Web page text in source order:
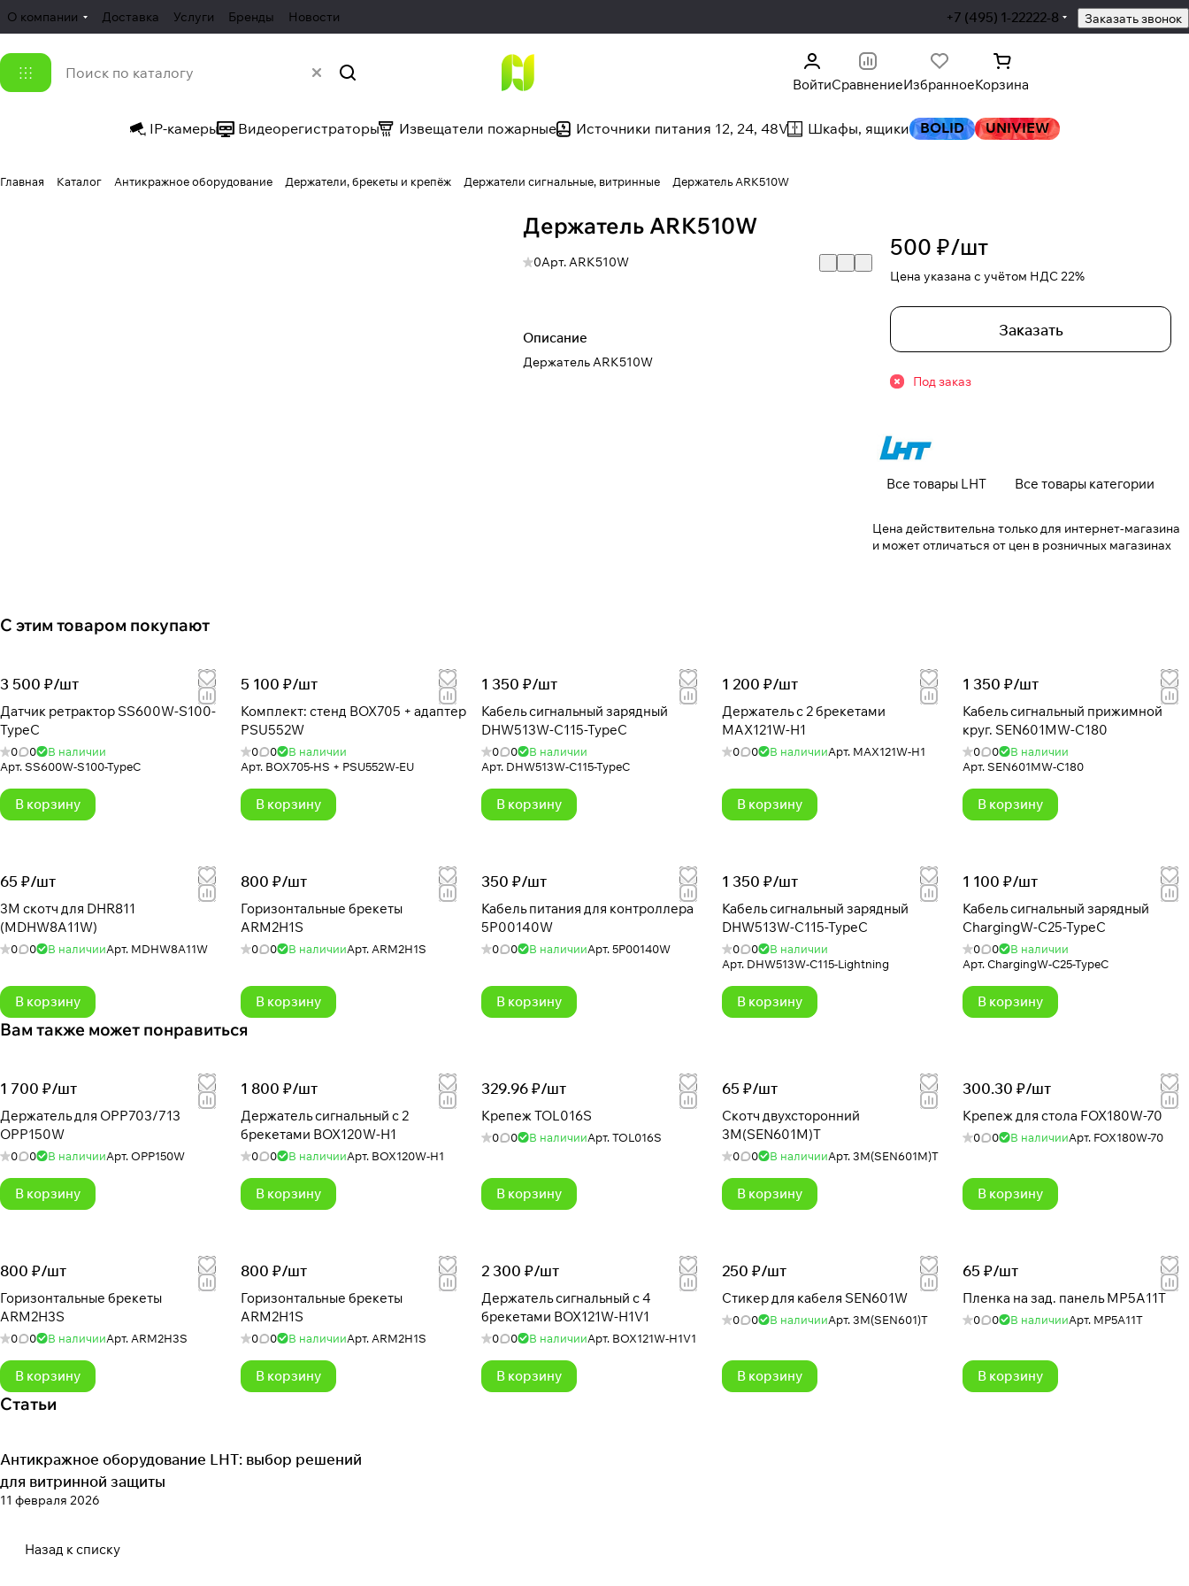
О компании Доставка Услуги Бренды Новости +7 (495) 1-22222-8 Заказать звонок
ВойтиСравнениеИзбранноеКорзина
IP-камеры Видеорегистраторы Извещатели пожарные Источники питания 12, 24, 48V Шкафы, ящики BOLID UNIVIEW
Главная Каталог Антикражное оборудование Держатели, брекеты и крепёж Держатели сигнальные, витринные Держатель ARK510W
Держатель ARK510W
0Арт.ARK510W
Описание
Держатель ARK510W
500 ₽/шт
Цена указана с учётом НДС 22%
Заказать
Под заказ
Все товары LHT Все товары категории
Цена действительна только для интернет-магазина
и может отличаться от цен в розничных магазинах
С этим товаром покупают
3 500 ₽/шт
Датчик ретрактор SS600W-S100-
TypeC
0 0
В наличии
Арт.SS600W-S100-TypeC
В корзину
5 100 ₽/шт
Комплект: стенд BOX705 + адаптер
PSU552W
0 0
В наличии
Арт. BOX705-HS + PSU552W-EU
В корзину
1 350 ₽/шт
Кабель сигнальный зарядный
DHW513W-C115-TypeC
0 0
В наличии
Арт. DHW513W-C115-TypeC
В корзину
1 200 ₽/шт
Держатель с 2 брекетами
MAX121W-H1
0 0 В наличииАрт. MAX121W-H1
В корзину
1 350 ₽/шт
Кабель сигнальный прижимной
круг. SEN601MW-C180
0 0
В наличии
Арт.SEN601MW-C180
В корзину
65 ₽/шт
3M скотч для DHR811
(MDHW8A11W)
0 0 В наличииАрт. MDHW8A11W
В корзину
800 ₽/шт
Горизонтальные брекеты
ARM2H1S
0 0 В наличииАрт. ARM2H1S
В корзину
350 ₽/шт
Кабель питания для контроллера
5P00140W
0 0 В наличииАрт.5P00140W
В корзину
1 350 ₽/шт
Кабель сигнальный зарядный
DHW513W-C115-TypeC
0 0
В наличии
Арт. DHW513W-C115-Lightning
В корзину
1 100 ₽/шт
Кабель сигнальный зарядный
ChargingW-C25-TypeC
0 0
В наличии
Арт.ChargingW-C25-TypeC
В корзину
Вам также может понравиться
1 700 ₽/шт
Держатель для OPP703/713
OPP150W
0 0 В наличииАрт.OPP150W
В корзину
1 800 ₽/шт
Держатель сигнальный с 2
брекетами BOX120W-H1
0 0 В наличииАрт. BOX120W-H1
В корзину
329.96 ₽/шт
Крепеж TOL016S
0 0 В наличииАрт.TOL016S
В корзину
65 ₽/шт
Скотч двухсторонний
3M(SEN601M)T
0 0 В наличииАрт.3M(SEN601M)T
В корзину
300.30 ₽/шт
Крепеж для стола FOX180W-70
0 0 В наличииАрт. FOX180W-70
В корзину
800 ₽/шт
Горизонтальные брекеты
ARM2H3S
0 0 В наличииАрт. ARM2H3S
В корзину
800 ₽/шт
Горизонтальные брекеты
ARM2H1S
0 0 В наличииАрт. ARM2H1S
В корзину
2 300 ₽/шт
Держатель сигнальный с 4
брекетами BOX121W-H1V1
0 0 В наличииАрт. BOX121W-H1V1
В корзину
250 ₽/шт
Стикер для кабеля SEN601W
0 0 В наличииАрт.3M(SEN601)T
В корзину
65 ₽/шт
Пленка на зад. панель MP5A11T
0 0 В наличииАрт. MP5A11T
В корзину
Статьи
Антикражное оборудование
Антикражное оборудование LHT: выбор решений
для витринной защиты
11 февраля 2026
Назад к списку